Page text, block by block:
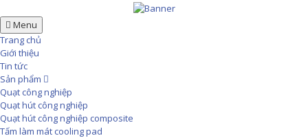
Menu
Trang chủ
Giới thiệu
Tin tức
Sản phẩm
Quạt công nghiệp
Quạt hút công nghiệp
Quạt hút công nghiệp composite
Tấm làm mát cooling pad